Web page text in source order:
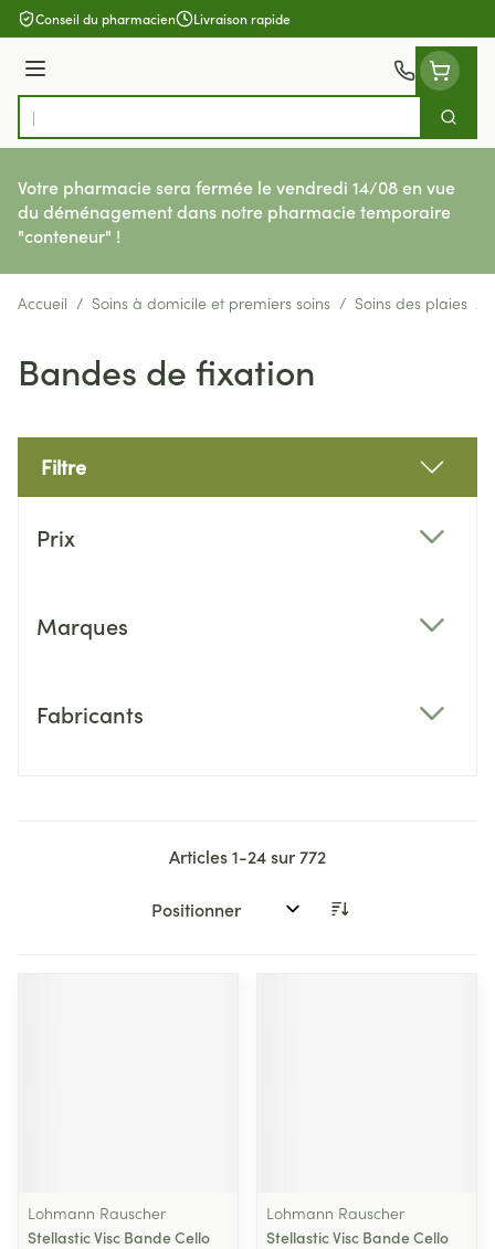
Aller au contenu
Conseil du pharmacien Livraison rapide
Menu
Rechercher
Votre pharmacie sera fermée le vendredi 14/08 en vue
du déménagement dans notre pharmacie temporaire
"conteneur" !
Accueil / Soins à domicile et premiers soins / Soins des plaies /
Bandes de fixation
Filtre
Prix
Marques
Fabricants
Articles1-24sur772
Trier par:
Lohmann Rauscher
Stellastic Visc Bande Cello
Lohmann Rauscher
Stellastic Visc Bande Cello